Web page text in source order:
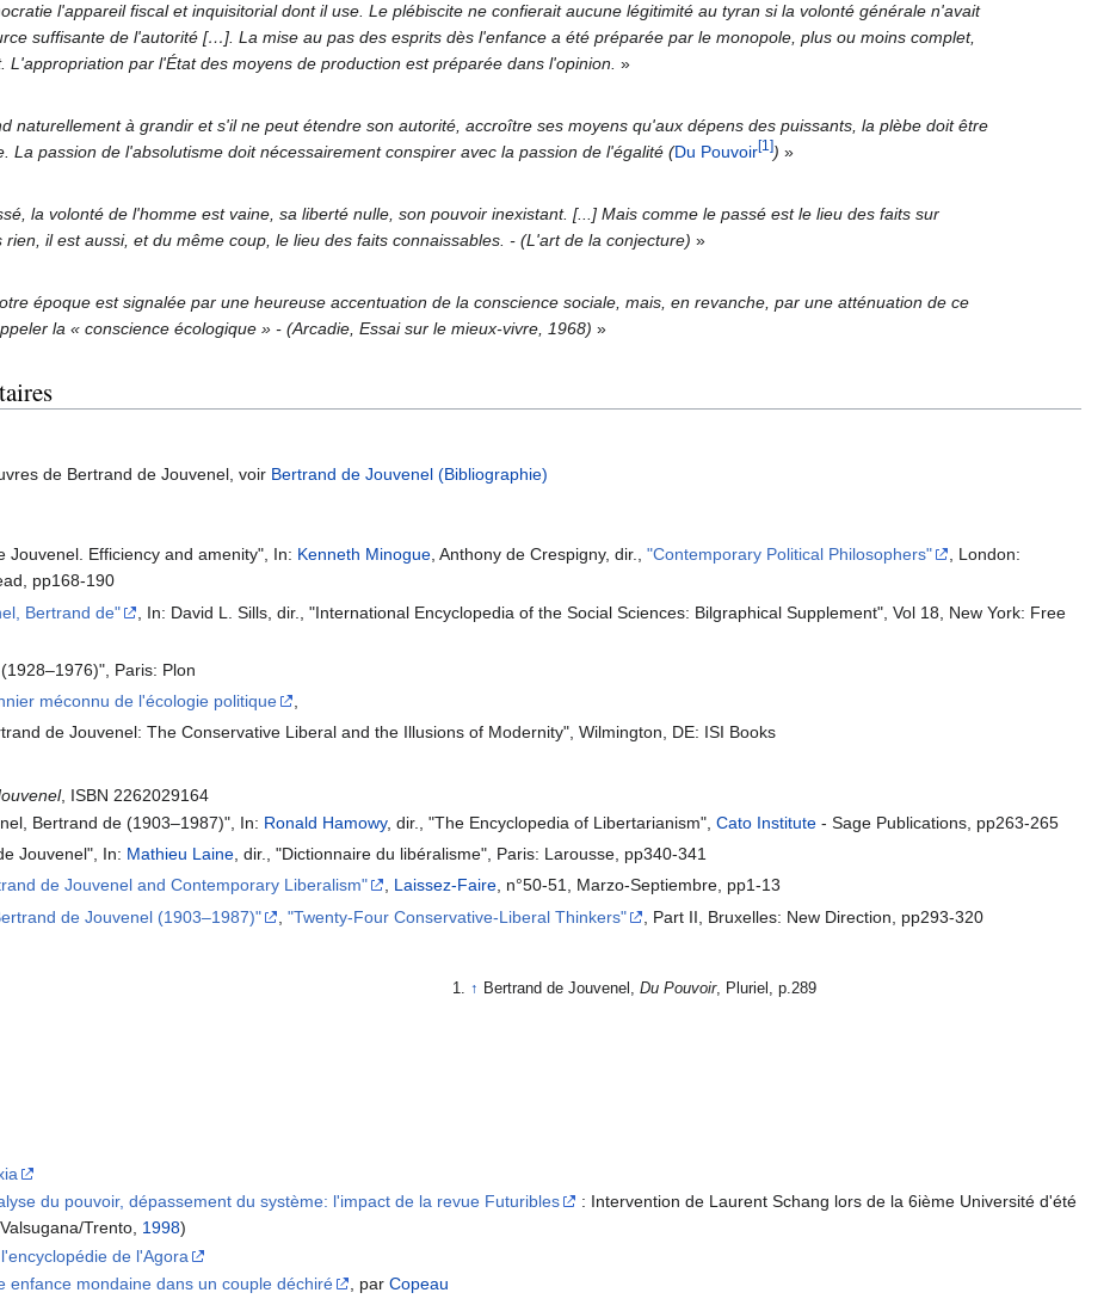
l'appareil fiscal et inquisitorial dont il use. Le plébiscite ne confierait aucune légitimité au tyran si la volonté générale n'avait
suffisante de l'autorité […]. La mise au pas des esprits dès l'enfance a été préparée par le monopole, plus ou moins complet,
L'appropriation par l'État des moyens de production est préparée dans l'opinion. »
naturellement à grandir et s'il ne peut étendre son autorité, accroître ses moyens qu'aux dépens des puissants, la plèbe doit être
La passion de l'absolutisme doit nécessairement conspirer avec la passion de l'égalité (Du Pouvoir[1]) »
la volonté de l'homme est vaine, sa liberté nulle, son pouvoir inexistant. [...] Mais comme le passé est le lieu des faits sur
rien, il est aussi, et du même coup, le lieu des faits connaissables. - (L'art de la conjecture) »
époque est signalée par une heureuse accentuation de la conscience sociale, mais, en revanche, par une atténuation de ce
la « conscience écologique » - (Arcadie, Essai sur le mieux-vivre, 1968) »
de Bertrand de Jouvenel, voir Bertrand de Jouvenel (Bibliographie)
Jouvenel. Efficiency and amenity", In: Kenneth Minogue, Anthony de Crespigny, dir.,"Contemporary Political Philosophers"
, London:
pp168-190
Bertrand de"
, In: David L. Sills, dir., "International Encyclopedia of the Social Sciences: Bilgraphical Supplement", Vol 18, New York: Free
Paris: Plon
méconnu de l'écologie politique
de Jouvenel: The Conservative Liberal and the Illusions of Modernity", Wilmington, DE: ISI Books
, ISBN 2262029164
Bertrand de (1903–1987)", In: Ronald Hamowy, dir., "The Encyclopedia of Libertarianism", Cato Institute- Sage Publications, pp263-265
Jouvenel", In: Mathieu Laine , dir., "Dictionnaire du libéralisme", Paris: Larousse, pp340-341
de Jouvenel and Contemporary Liberalism" , Laissez-Faire, n°50-51, Marzo-Septiembre, pp1-13
de Jouvenel (1903–1987)" ,"Twenty-Four Conservative-Liberal Thinkers" , Part II, Bruxelles: New Direction, pp293-320
↑ Bertrand de Jouvenel, Du Pouvoir, Pluriel, p.289
du pouvoir, dépassement du système: l'impact de la revue Futuribles
: Intervention de Laurent Schang lors de la 6ième Université d'été
Trento, 1998)
de l'Agora
enfance mondaine dans un couple déchiré , parCopeau